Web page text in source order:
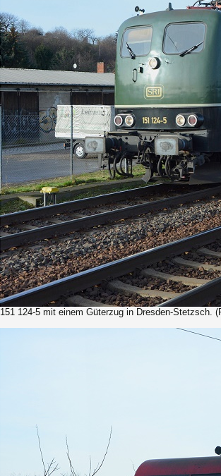
151 124-5 mit einem Güterzug in Dresden-Stetzsch.